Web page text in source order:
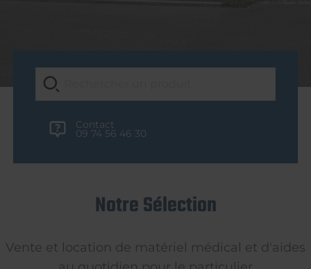
Contact
09 74 56 46 30
Notre Sélection
Vente et location de matériel médical et d'aides